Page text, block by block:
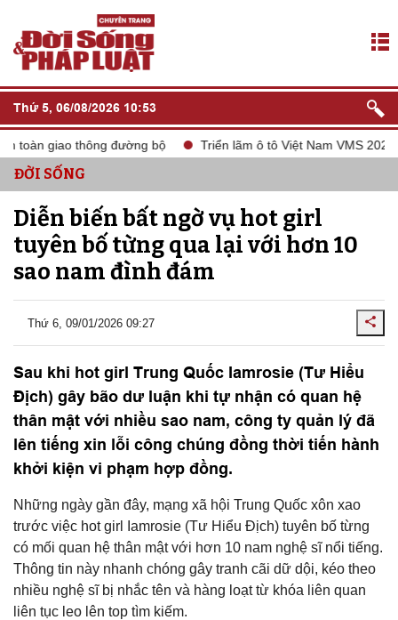
Thứ 5, 06/08/2026 10:53
giao thông đường bộ Triển lãm ô tô Việt Nam VMS 2024
ĐỜI SỐNG
Diễn biến bất ngờ vụ hot girl
tuyên bố từng qua lại với hơn 10
sao nam đình đám
Thứ 6, 09/01/2026 09:27
Sau khi hot girl Trung Quốc Iamrosie (Tư Hiểu
Địch) gây bão dư luận khi tự nhận có quan hệ
thân mật với nhiều sao nam, công ty quản lý đã
lên tiếng xin lỗi công chúng đồng thời tiến hành
khởi kiện vi phạm hợp đồng.
Những ngày gần đây, mạng xã hội Trung Quốc xôn xao
trước việc hot girl Iamrosie (Tư Hiểu Địch) tuyên bố từng
có mối quan hệ thân mật với hơn 10 nam nghệ sĩ nổi tiếng.
Thông tin này nhanh chóng gây tranh cãi dữ dội, kéo theo
nhiều nghệ sĩ bị nhắc tên và hàng loạt từ khóa liên quan
liên tục leo lên top tìm kiếm.